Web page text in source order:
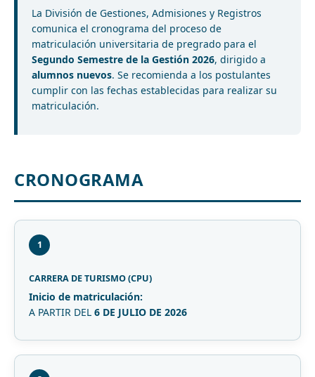
La División de Gestiones, Admisiones y Registros
comunica el cronograma del proceso de
matriculación universitaria de pregrado para el
Segundo Semestre de la Gestión 2026, dirigido a
alumnos nuevos. Se recomienda a los postulantes
cumplir con las fechas establecidas para realizar su
matriculación.
CRONOGRAMA
1
CARRERA DE TURISMO (CPU)
Inicio de matriculación:
A PARTIR DEL 6 DE JULIO DE 2026